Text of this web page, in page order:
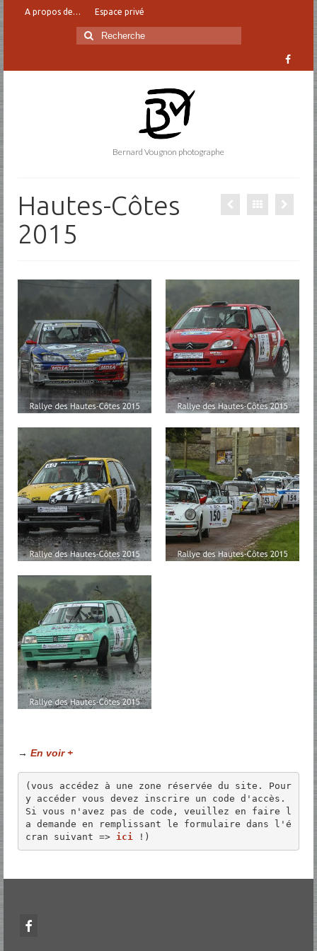
A propos de… Espace privé
Rechercher
:
Bernard Vougnon photographe
Hautes-Côtes
2015
→ En voir +
(vous accédez à une zone réservée du site. Pour
y accéder vous devez inscrire un code d'accès.
Si vous n'avez pas de code, veuillez en faire l
a demande en remplissant le formulaire dans l'é
cran suivant => ici !)